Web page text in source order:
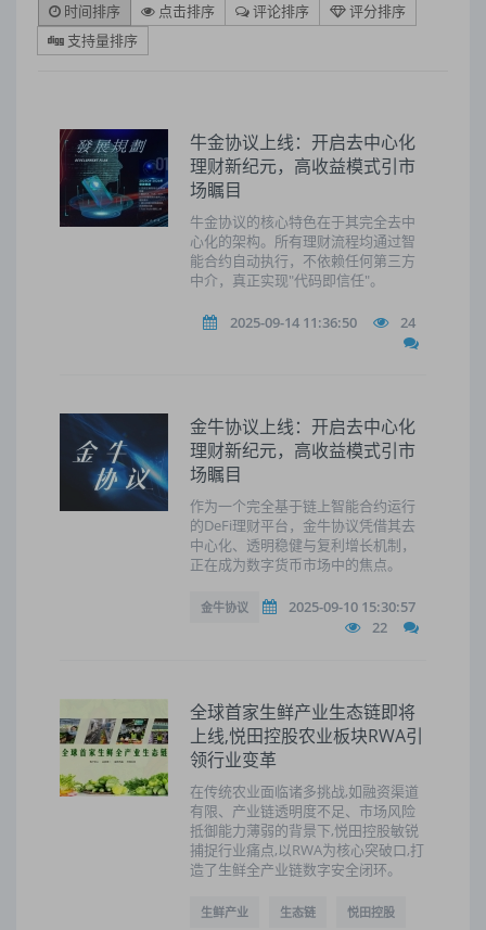
时间排序 点击排序 评论排序
评分排序
支持量排序
牛金协议上线：开启去中心化
理财新纪元，高收益模式引市
场瞩目
牛金协议的核心特色在于其完全去中
心化的架构。所有理财流程均通过智
能合约自动执行，不依赖任何第三方
中介，真正实现"代码即信任"。
2025-09-14 11:36:50 24
金牛协议上线：开启去中心化
理财新纪元，高收益模式引市
场瞩目
作为一个完全基于链上智能合约运行
的DeFi理财平台，金牛协议凭借其去
中心化、透明稳健与复利增长机制，
正在成为数字货币市场中的焦点。
金牛协议
2025-09-10 15:30:57
22
全球首家生鲜产业生态链即将
上线,悦田控股农业板块RWA引
领行业变革
在传统农业面临诸多挑战,如融资渠道
有限、产业链透明度不足、市场风险
抵御能力薄弱的背景下,悦田控股敏锐
捕捉行业痛点,以RWA为核心突破口,打
造了生鲜全产业链数字安全闭环。
生鲜产业 生态链 悦田控股